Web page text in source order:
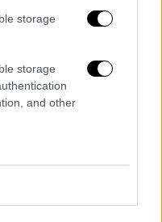
storage
storage
and other
καταχώρηση
Ψάθας: Έσωσαν από τη
που κάποτε τους
όλη η ζωή μπροστά μου»